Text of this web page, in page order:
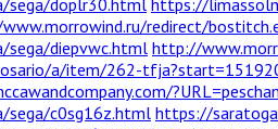
redirect/
sega/diepvwc.html http://
a/item/262-
sega/c0sg16z.html https://